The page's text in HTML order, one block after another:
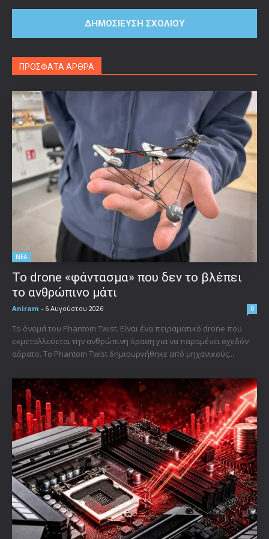
ΠΡΟΣΦΑΤΑ ΑΡΘΡΑ
ΝΕΑ
Το drone «φάντασμα» που δεν το βλέπει
το ανθρώπινο μάτι
Aniram - 6 Αυγούστου 2026 0
Το όνομά του Phantom Twist. Είναι ένα πειραματικό drone που
εκμεταλλεύεται την ανθρώπινη όραση για να παραμένει σχεδόν
αόρατο. Το Phantom Twist δημιουργήθηκε από μηχανικούς...